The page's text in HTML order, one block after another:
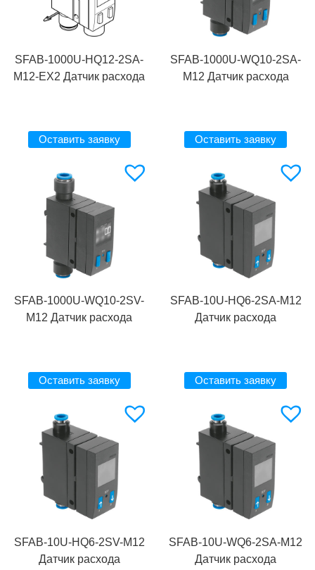
SFAB-1000U-HQ12-2SA-
M12-EX2 Датчик расхода
Оставить заявку
SFAB-1000U-WQ10-2SA-
M12 Датчик расхода
Оставить заявку
SFAB-1000U-WQ10-2SV-
M12 Датчик расхода
Оставить заявку
SFAB-10U-HQ6-2SA-M12
Датчик расхода
Оставить заявку
SFAB-10U-HQ6-2SV-M12
Датчик расхода
SFAB-10U-WQ6-2SA-M12
Датчик расхода